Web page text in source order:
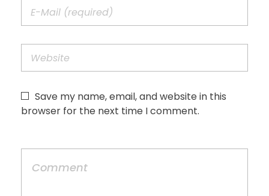
Save my name, email, and website in this
browser for the next time I comment.